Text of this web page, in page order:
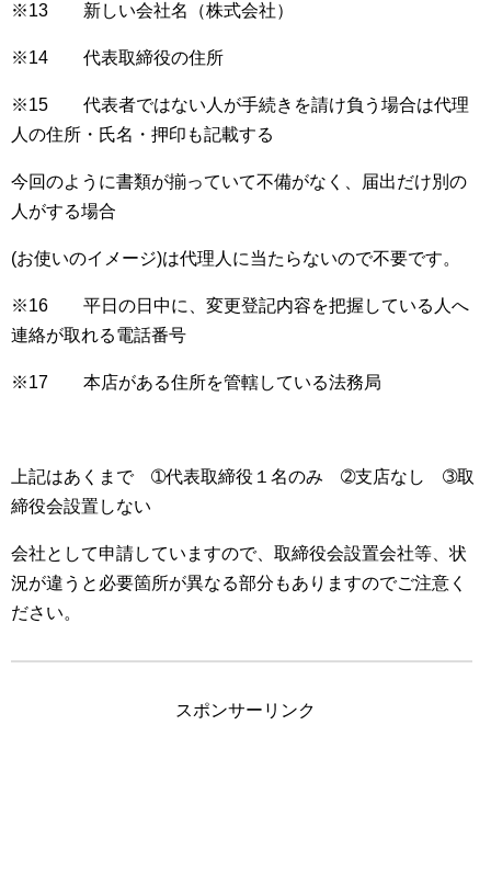
※13 新しい会社名（株式会社）
※14 代表取締役の住所
※15 代表者ではない人が手続きを請け負う場合は代理
人の住所・氏名・押印も記載する
今回のように書類が揃っていて不備がなく、届出だけ別の
人がする場合
(お使いのイメージ)は代理人に当たらないので不要です。
※16 平日の日中に、変更登記内容を把握している人へ
連絡が取れる電話番号
※17 本店がある住所を管轄している法務局
上記はあくまで ➀代表取締役１名のみ ➁支店なし ➂取
締役会設置しない
会社として申請していますので、取締役会設置会社等、状
況が違うと必要箇所が異なる部分もありますのでご注意く
ださい。
スポンサーリンク